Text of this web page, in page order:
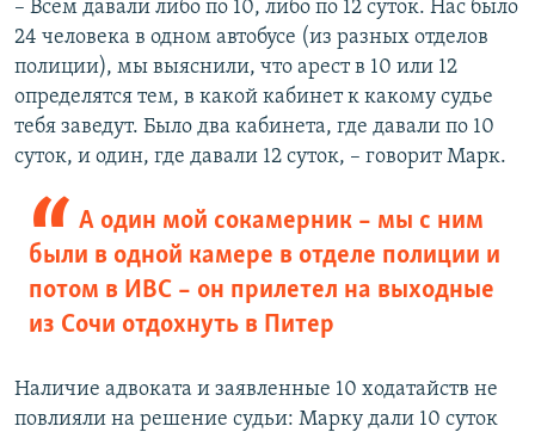
– Всем давали либо по 10, либо по 12 суток. Нас было
24 человека в одном автобусе (из разных отделов
полиции), мы выяснили, что арест в 10 или 12
определятся тем, в какой кабинет к какому судье
тебя заведут. Было два кабинета, где давали по 10
суток, и один, где давали 12 суток, – говорит Марк.
А один мой сокамерник – мы с ним
были в одной камере в отделе полиции и
потом в ИВС – он прилетел на выходные
из Сочи отдохнуть в Питер
Наличие адвоката и заявленные 10 ходатайств не
повлияли на решение судьи: Марку дали 10 суток